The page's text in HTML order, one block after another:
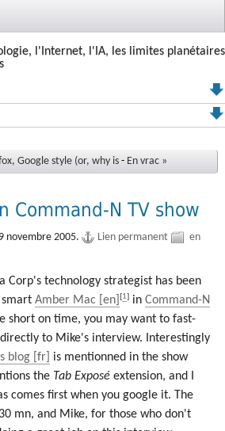
l'Internet, l'IA, les limites planétaires
Google style (or, why is - En vrac »
Command-N TV show
novembre 2005. Lien permanent en
Corp's technology strategist has been
Amber Mac [1]in Command-N
short on time, you may want to fast-
to Mike's interview. Interestingly
blog
is mentionned in the show
the Tab Exposéextension, and I
comes first when you google it. The
mn, and Mike, for those who don't